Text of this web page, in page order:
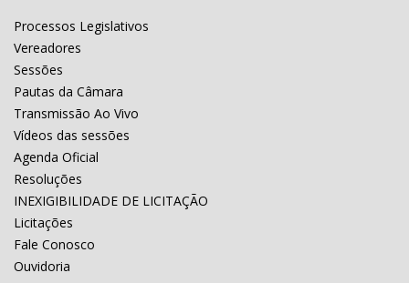
Processos Legislativos
Vereadores
Sessões
Pautas da Câmara
Transmissão Ao Vivo
Vídeos das sessões
Agenda Oficial
Resoluções
INEXIGIBILIDADE DE LICITAÇÃO
Licitações
Fale Conosco
Ouvidoria